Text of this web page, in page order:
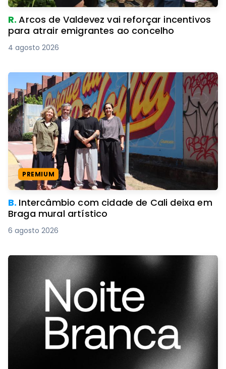
R.Arcos de Valdevez vai reforçar incentivos
para atrair emigrantes ao concelho
4 agosto 2026
PREMIUM
B. Intercâmbio com cidade de Cali deixa em
Braga mural artístico
6 agosto 2026